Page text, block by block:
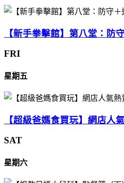
【新手拳擊館】第八堂：防
FRI
星期五
【超級爸媽食買玩】網店人
SAT
星期六